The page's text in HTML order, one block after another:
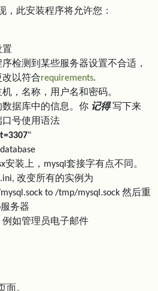
，此安装程序将允许您：
置
检测到某些服务器设置不合适，
改以符合requirements.
，名称，用户名和密码。
据库中的信息。你 记得写下来
号使用语法
"
安装上，mysql套接字有点不同。
改变所有的实例为
to /tmp/mysql.sock 然后重
务器
如管理员电子邮件
面。